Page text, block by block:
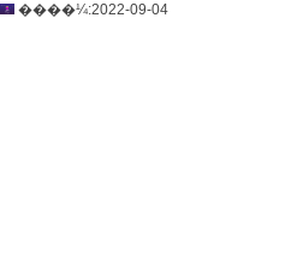
����¼:2022-09-04